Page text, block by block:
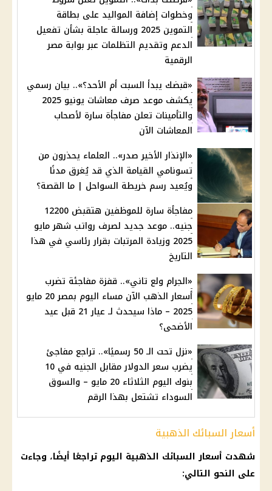
وخطوات إضافة المواليد على بطاقة
التموين 2025 ورسالة عاجلة بشأن تفعيل
الدعم وتقديم التظلمات عبر بوابة مصر
الرقمية
«قبضك يبدأ السبت أم الأحد؟».. بيان رسمي
يكشف موعد صرف معاشات يونيو 2025
والتأمينات تعلن مفاجأة سارة لأصحاب
المعاشات الآن
«الإنذار الأخير صدر».. العلماء يحذرون من
تسونامي القيامة الذي قد يُغرق مدنًا
ويُعيد رسم خريطة السواحل | ما القصة؟
مفاجأة سارة للموظفين هتقبض 12200
جنيه.. موعد جديد لصرف رواتب شهر مايو
2025 وزيادة المرتبات بقرار رئاسي في هذا
التاريخ
«الجرام ولع تاني».. قفزة مفاجئة تضرب
أسعار الذهب الآن مساء اليوم بمصر 20 مايو
2025 – ماذا سيحدث لـ عيار 21 قبل عيد
الأضحى؟
«نزل تحت الـ 50 رسميًا».. تراجع مفاجئ
يضرب سعر الدولار مقابل الجنيه في 10
بنوك اليوم الثلاثاء 20 مايو – والسوق
السوداء تشتعل بهذا الرقم
أسعار السبائك الذهبية
شهدت أسعار السبائك الذهبية اليوم تراجعًا أيضًا، وجاءت
على النحو التالي: